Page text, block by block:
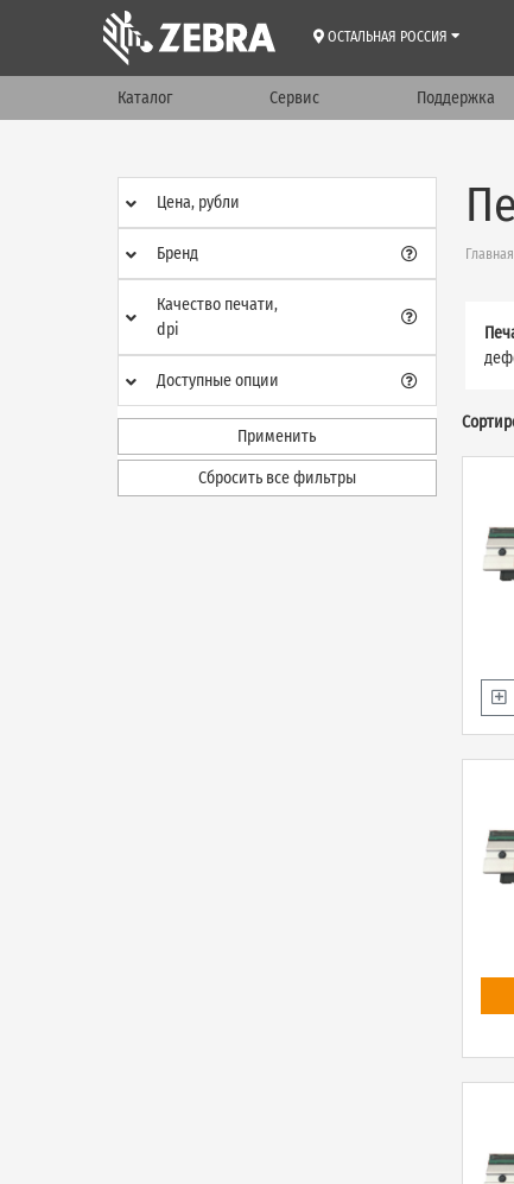
ОСТАЛЬНАЯ РОССИЯ
Каталог Сервис Поддержка
Цена, рубли
Бренд
Качество печати,
dpi
Доступные опции
Применить
Сбросить все фильтры
Главная